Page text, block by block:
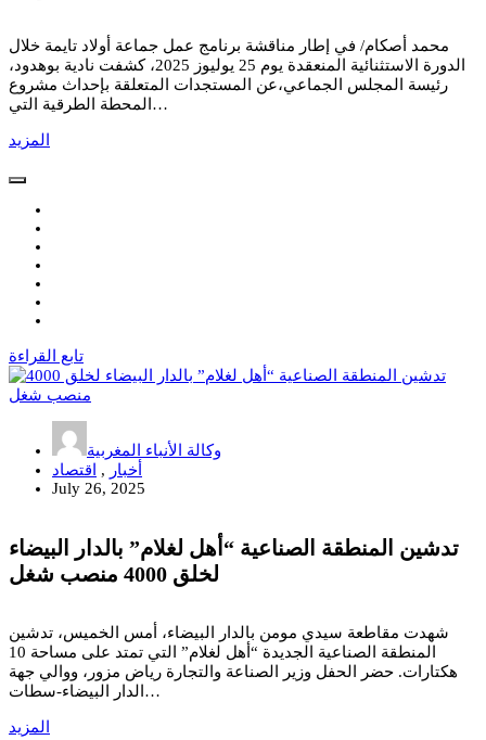
محمد أصكام/ في إطار مناقشة برنامج عمل جماعة أولاد تايمة خلال
الدورة الاستثنائية المنعقدة يوم 25 يوليوز 2025، كشفت نادية بوهدود،
رئيسة المجلس الجماعي،عن المستجدات المتعلقة بإحداث مشروع
المحطة الطرقية التي…
المزيد
تابع القراءة
وكالة الأنباء المغربية
أخبار ,
اقتصاد
July 26, 2025
تدشين المنطقة الصناعية “أهل لغلام” بالدار البيضاء
لخلق 4000 منصب شغل
شهدت مقاطعة سيدي مومن بالدار البيضاء، أمس الخميس، تدشين
المنطقة الصناعية الجديدة “أهل لغلام” التي تمتد على مساحة 10
هكتارات. حضر الحفل وزير الصناعة والتجارة رياض مزور، ووالي جهة
الدار البيضاء-سطات…
المزيد